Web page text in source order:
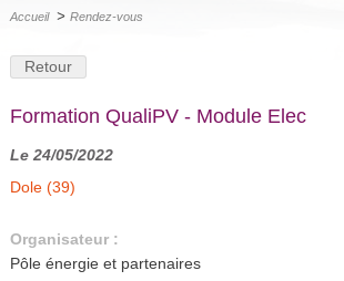
Accueil > Rendez-vous
Retour
Formation QualiPV - Module Elec
Le 24/05/2022
Dole (39)
Organisateur :
Pôle énergie et partenaires